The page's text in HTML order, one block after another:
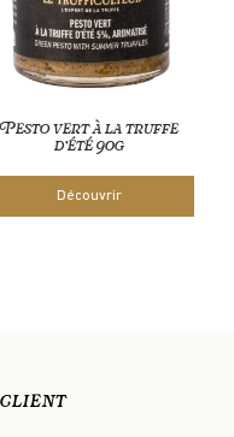
Pesto vert à la truffe
d’été 90g
Découvrir
client